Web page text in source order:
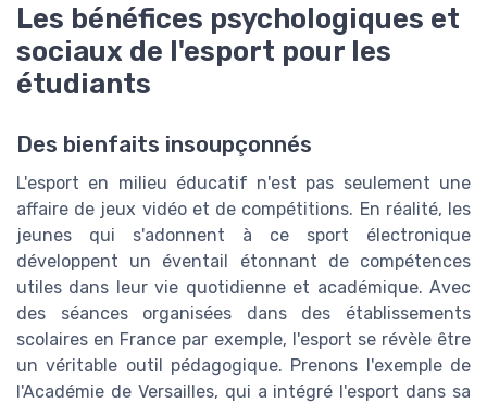
Les bénéfices psychologiques et
sociaux de l'esport pour les
étudiants
Des bienfaits insoupçonnés
L'esport en milieu éducatif n'est pas seulement une
affaire de jeux vidéo et de compétitions. En réalité, les
jeunes qui s'adonnent à ce sport électronique
développent un éventail étonnant de compétences
utiles dans leur vie quotidienne et académique. Avec
des séances organisées dans des établissements
scolaires en France par exemple, l'esport se révèle être
un véritable outil pédagogique. Prenons l'exemple de
l'Académie de Versailles, qui a intégré l'esport dans sa